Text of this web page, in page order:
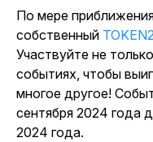
По мере
собственный
Участвуйте не
событиях, чтобы
многое другое!
сентября 2024 года
2024 года.